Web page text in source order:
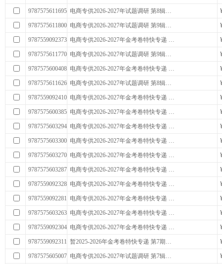
9787575611695 电商专供2026-2027年试题调研 第8辑…
9787575611800 电商专供2026-2027年试题调研 第9辑…
9787559092373 电商专供2026-2027年金考卷特快专递 …
9787575611770 电商专供2026-2027年试题调研 第9辑…
9787575600408 电商专供2026-2027年金考卷特快专递 …
9787575611626 电商专供2026-2027年试题调研 第8辑…
9787559092410 电商专供2026-2027年金考卷特快专递 …
9787575600385 电商专供2026-2027年金考卷特快专递 …
9787575603294 电商专供2026-2027年金考卷特快专递 …
9787575603300 电商专供2026-2027年金考卷特快专递 …
9787575603270 电商专供2026-2027年金考卷特快专递 …
9787575603287 电商专供2026-2027年金考卷特快专递 …
9787559092328 电商专供2026-2027年金考卷特快专递 …
9787559092281 电商专供2026-2027年金考卷特快专递 …
9787575603263 电商专供2026-2027年金考卷特快专递 …
9787559092304 电商专供2026-2027年金考卷特快专递 …
9787559092311 暂2025-2026年金考卷特快专递 第7期…
9787575605007 电商专供2026-2027年试题调研 第7辑…